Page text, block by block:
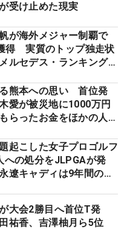
受け止めた現実
が海外メジャー制覇で
得 実質のトップ独走状
ルセデス・ランキング番
熊本への思い 首位発
愛が被災地に1000万円
らったお金をほかの人
起こした女子プロゴルフ
への処分をJLPGAが発
遼キャディは9年間の立
大会2勝目へ首位T発
祐香、吉澤柚月ら5位